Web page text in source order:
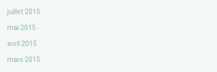
juillet 2015
mai 2015
avril 2015
mars 2015